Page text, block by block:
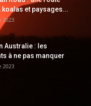
koalas et paysages...
2023
Australie : les
à ne pas manquer
2023